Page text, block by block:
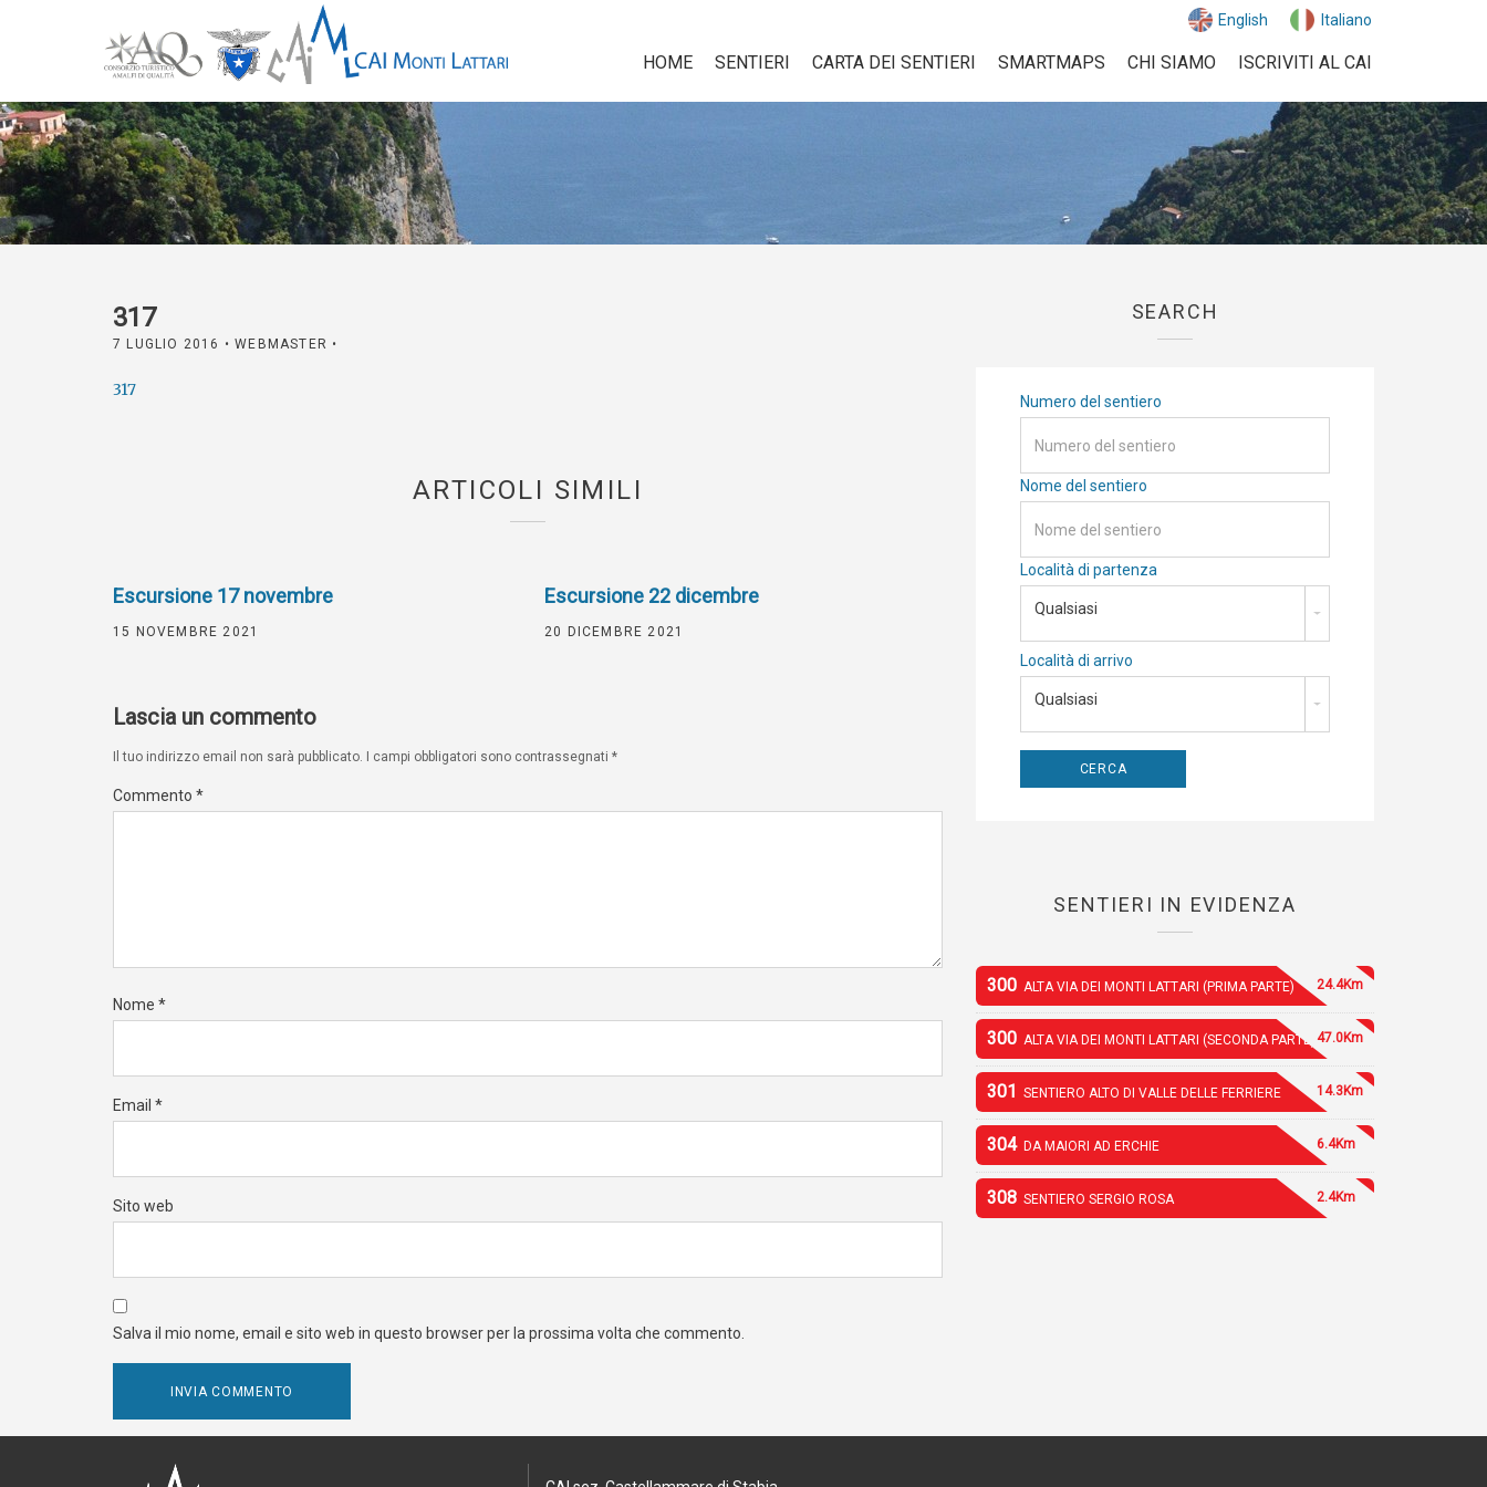
English Italiano
HOME SENTIERI CARTA DEI SENTIERI SMARTMAPS CHI SIAMO ISCRIVITI AL CAI
317
7 LUGLIO 2016 • WEBMASTER •
317
ARTICOLI SIMILI
Escursione 17 novembre
15 NOVEMBRE 2021
Escursione 22 dicembre
20 DICEMBRE 2021
Lascia un commento
Il tuo indirizzo email non sarà pubblicato. I campi obbligatori sono contrassegnati *
Commento *
Nome *
Email *
Sito web
Salva il mio nome, email e sito web in questo browser per la prossima volta che commento.
SEARCH
Numero del sentiero
Nome del sentiero
Località di partenza
Qualsiasi
Località di arrivo
Qualsiasi
SENTIERI IN EVIDENZA
300 ALTA VIA DEI MONTI LATTARI (PRIMA PARTE) 24.4Km
300 ALTA VIA DEI MONTI LATTARI (SECONDA PARTE) 47.0Km
301 SENTIERO ALTO DI VALLE DELLE FERRIERE 14.3Km
304 DA MAIORI AD ERCHIE 6.4Km
308 SENTIERO SERGIO ROSA 2.4Km